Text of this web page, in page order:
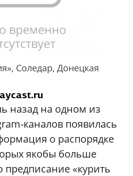
Соледар, Донецкая
назад на одном из
каналов появилась
о распорядке
якобы больше
предписание «курить